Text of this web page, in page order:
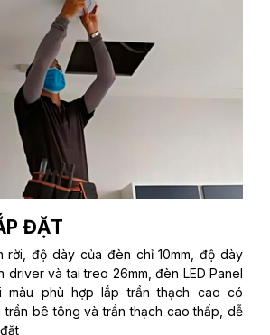
ĐẶT
rời, độ dày của đèn chỉ 10mm, độ dày
driver và tai treo 26mm, đèn LED Panel
màu phù hợp lắp trần thạch cao có
bê tông và trần thạch cao thấp, dễ